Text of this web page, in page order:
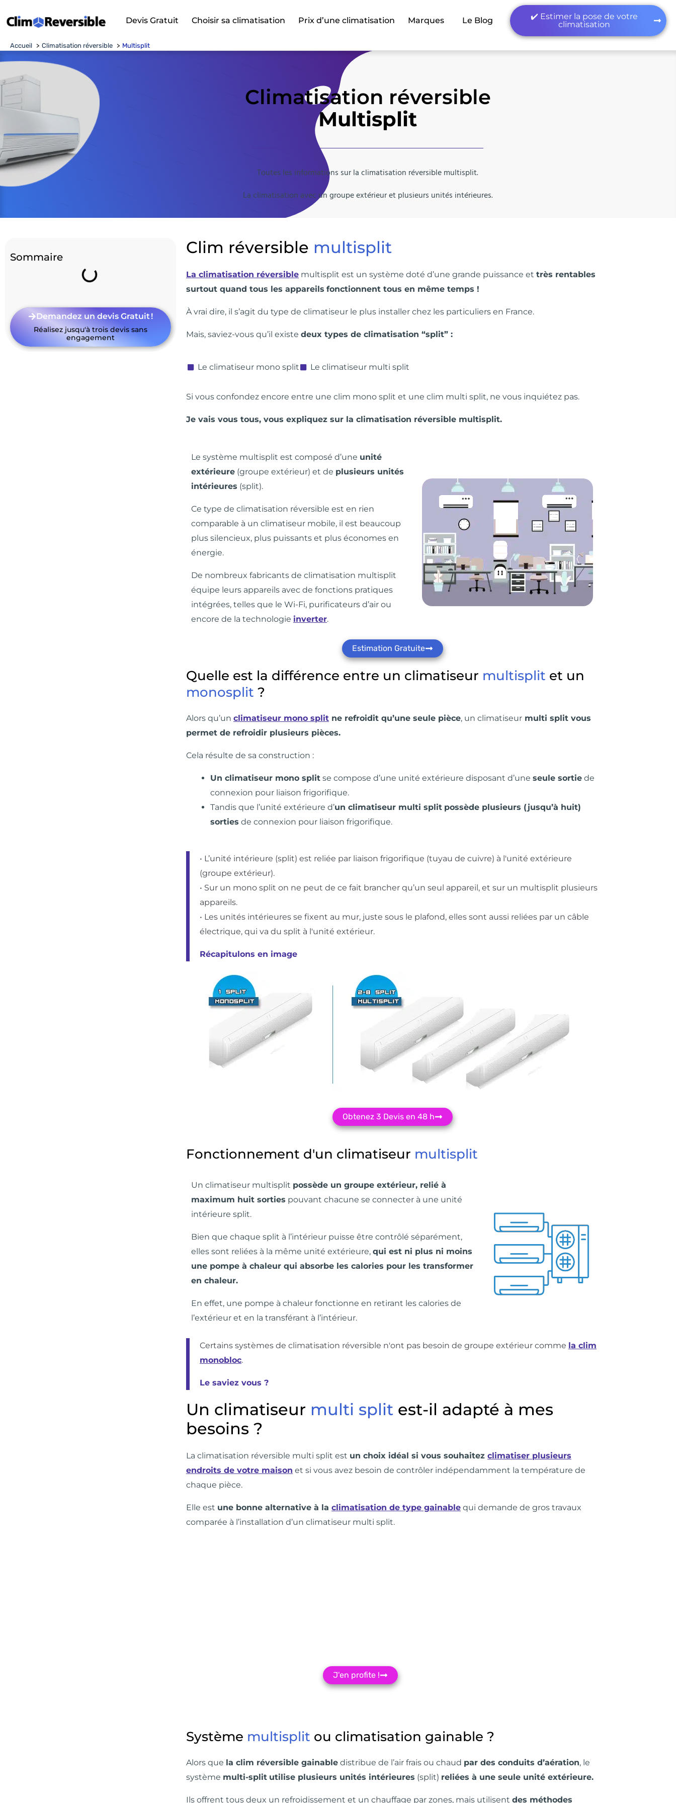
au
Devis Gratuit Choisir sa climatisation Prix d’une climatisation Marques Le Blog
✔️ Estimer la pose de votre
climatisation
Accueil Climatisation réversible Multisplit
Climatisation réversible
Multisplit
Toutes les informations sur la climatisation réversible multisplit.
La climatisation avec un groupe extérieur et plusieurs unités intérieures.
Sommaire
Demandez un devis Gratuit !
Réalisez jusqu'à trois devis sans
engagement
Clim réversible multisplit
La climatisation réversible multisplit est un système doté d’une grande puissance et très rentables
surtout quand tous les appareils fonctionnent tous en même temps !
À vrai dire, il s’agit du type de climatiseur le plus installer chez les particuliers en France.
Mais, saviez-vous qu’il existe deux types de climatisation “split” :
Le climatiseur mono split Le climatiseur multi split
Si vous confondez encore entre une clim mono split et une clim multi split, ne vous inquiétez pas.
Je vais vous tous, vous expliquez sur la climatisation réversible multisplit.
Le système multisplit est composé d’une unité
extérieure (groupe extérieur) et de plusieurs unités
intérieures (split).
Ce type de climatisation réversible est en rien
comparable à un climatiseur mobile, il est beaucoup
plus silencieux, plus puissants et plus économes en
énergie.
De nombreux fabricants de climatisation multisplit
équipe leurs appareils avec de fonctions pratiques
intégrées, telles que le Wi-Fi, purificateurs d’air ou
encore de la technologie inverter.
Estimation Gratuite
Quelle est la différence entre un climatiseur multisplit et un
monosplit ?
Alors qu’un climatiseur mono split ne refroidit qu’une seule pièce, un climatiseur multi split vous
permet de refroidir plusieurs pièces.
Cela résulte de sa construction :
Un climatiseur mono split se compose d’une unité extérieure disposant d’une seule sortie de
connexion pour liaison frigorifique.
Tandis que l’unité extérieure d’un climatiseur multi split possède plusieurs (jusqu’à huit)
sorties de connexion pour liaison frigorifique.
• L’unité intérieure (split) est reliée par liaison frigorifique (tuyau de cuivre) à l'unité extérieure
(groupe extérieur).
• Sur un mono split on ne peut de ce fait brancher qu’un seul appareil, et sur un multisplit plusieurs
appareils.
• Les unités intérieures se fixent au mur, juste sous le plafond, elles sont aussi reliées par un câble
électrique, qui va du split à l'unité extérieur.
Récapitulons en image
Obtenez 3 Devis en 48 h
Fonctionnement d'un climatiseur multisplit
Un climatiseur multisplit possède un groupe extérieur, relié à
maximum huit sorties pouvant chacune se connecter à une unité
intérieure split.
Bien que chaque split à l’intérieur puisse être contrôlé séparément,
elles sont reliées à la même unité extérieure, qui est ni plus ni moins
une pompe à chaleur qui absorbe les calories pour les transformer
en chaleur.
En effet, une pompe à chaleur fonctionne en retirant les calories de
l’extérieur et en la transférant à l’intérieur.
Certains systèmes de climatisation réversible n'ont pas besoin de groupe extérieur comme la clim
monobloc.
Le saviez vous ?
Un climatiseur multi split est-il adapté à mes
besoins ?
La climatisation réversible multi split est un choix idéal si vous souhaitez climatiser plusieurs
endroits de votre maison et si vous avez besoin de contrôler indépendamment la température de
chaque pièce.
Elle est une bonne alternative à la climatisation de type gainable qui demande de gros travaux
comparée à l’installation d’un climatiseur multi split.
J'en profite !
Système multisplit ou climatisation gainable ?
Alors que la clim réversible gainable distribue de l’air frais ou chaud par des conduits d’aération, le
système multi-split utilise plusieurs unités intérieures (split) reliées à une seule unité extérieure.
Ils offrent tous deux un refroidissement et un chauffage par zones, mais utilisent des méthodes